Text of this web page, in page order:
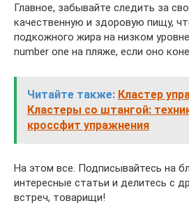
Главное, забывайте следить за
качественную и здоровую пищу,
подкожного жира на низком
number one на пляже, если оно
Читайте также: Кластер
Кластеры со штангой:
кроссфит упражнения
На этом все. Подписывайтесь на
интересные статьи и делитесь с
встреч, товарищи!